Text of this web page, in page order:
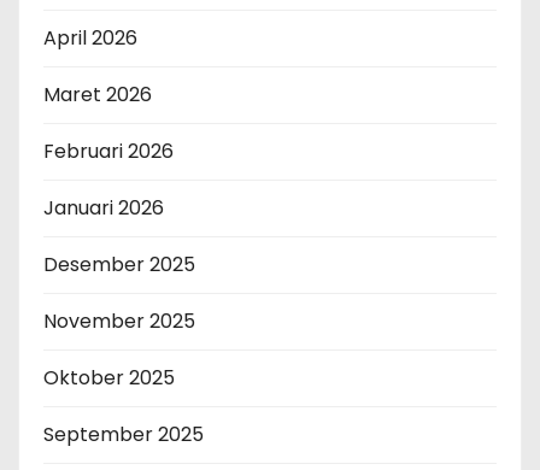
April 2026
Maret 2026
Februari 2026
Januari 2026
Desember 2025
November 2025
Oktober 2025
September 2025